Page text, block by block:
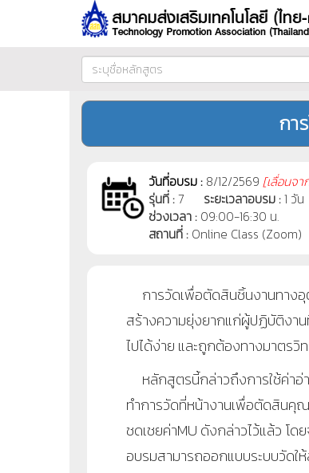
กา
วันที่อบรม : 8/12/2569 [เลื่อนจ
รุ่นที่ :7 ระยะเวลาอบรม :1 วัน
ช่วงเวลา : 09:00-16:30 น.
สถานที่ : Online Class (Zoom)
การวัดเพื่อตัดสินชิ้นงานทาง
สร้างความยุ่งยากแก่ผู้ปฏิบัติงา
ไปได้ง่าย และถูกต้องทางมาตรวิ
หลักสูตรนี้กล่าวถึงการใช้ค่าอ่
ทำการวัดที่หน้างานเพื่อตัดสินคุ
ชดเชยค่าMU ดังกล่าวไว้แล้ว โด
อบรมสามารถออกแบบระบบวัด